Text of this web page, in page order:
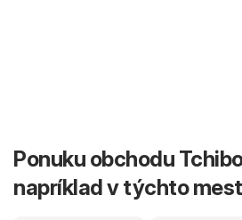
Ponuku obchodu
napríklad v týchto